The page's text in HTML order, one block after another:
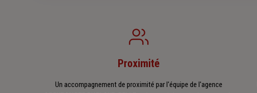
Proximité
Un accompagnement de proximité par l'équipe de l'agence